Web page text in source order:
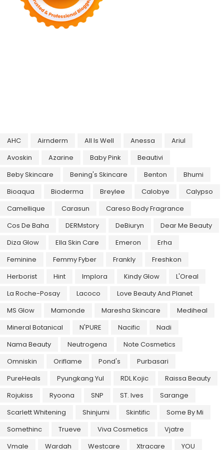
AHC Airnderm All Is Well Anessa
Ariul
Avoskin
Azarine Baby Pink
Beautivi
Beby Skincare
Bening's Skincare Benton
Bhumi
Bioaqua
Bioderma Breylee Calobye
Calypso
Camellique
Carasun
Careso Body Fragrance
Cos De Baha
DERMstory DeBiuryn
Dear Me Beauty
Diza Glow
Ella Skin Care Emeron
Erha
Feminine
Femmy Fyber Frankly
Freshkon
Herborist
Hint Implora Kindy Glow
L'Oreal
La Roche-Posay
Lacoco
Love Beauty And Planet
MS Glow
Mamonde Maresha Skincare
Mediheal
Mineral Botanical
N'PURE Nacific
Nadi
Nama Beauty
Neutrogena
Note Cosmetics
Omniskin
Oriflame Pond's
Purbasari
PureHeals
Pyungkang Yul RDL Kojic
Raissa Beauty
Rojukiss
Ryoona SNP ST. Ives
Sarange
Scarlett Whitening
Shinjumi Skintific
Some By Mi
Somethinc
Trueve Viva Cosmetics
Vjatre
Vmale
Wardah Westcare Xtracare YOU